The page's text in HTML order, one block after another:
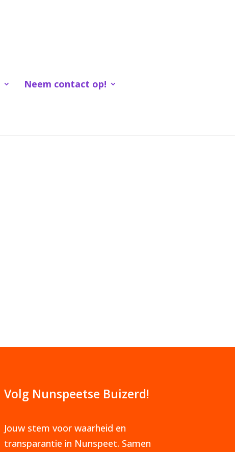
Neem contact op!
Volg Nunspeetse Buizerd!
Jouw stem voor waarheid en
transparantie in Nunspeet. Samen